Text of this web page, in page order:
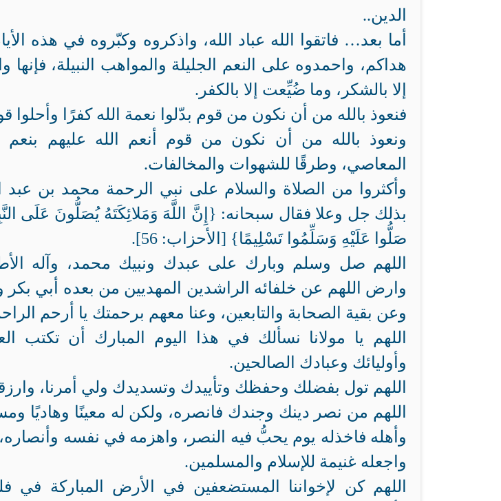
الدين..
أما بعد… فاتقوا الله عباد الله، واذكروه وكبّروه في هذه
هداكم، واحمدوه على النعم الجليلة والمواهب النبيلة،
إلا بالشكر، وما ضُيِّعت إلا بالكفر.
فنعوذ بالله من أن نكون من قوم بدّلوا نعمة الله كفرًا وأحلوا
ونعوذ بالله من أن نكون من قوم أنعم الله عليهم بنعم
المعاصي، وطرقًا للشهوات والمخالفات.
وأكثروا من الصلاة والسلام على نبي الرحمة محمد بن عبد
بذلك جل وعلا فقال سبحانه: {إِنَّ اللَّهَ وَمَلائِكَتَهُ يُصَلُّونَ عَلَى النَّبِيِّ
صَلُّوا عَلَيْهِ وَسَلِّمُوا تَسْلِيمًا} [الأحزاب: 56].
اللهم صل وسلم وبارك على عبدك ونبيك محمد، وآله
وارض اللهم عن خلفائه الراشدين المهديين من بعده أبي
وعن بقية الصحابة والتابعين، وعنا معهم برحمتك يا أرحم
اللهم يا مولانا نسألك في هذا اليوم المبارك أن تكتب
وأوليائك وعبادك الصالحين.
اللهم تول بفضلك وحفظك وتأييدك وتسديدك ولي أمرنا،
اللهم من نصر دينك وجندك فانصره، ولكن له معينًا وهاديًا
وأهله فاخذله يوم يحبُّ فيه النصر، واهزمه في نفسه
واجعله غنيمة للإسلام والمسلمين.
اللهم كن لإخواننا المستضعفين في الأرض المباركة